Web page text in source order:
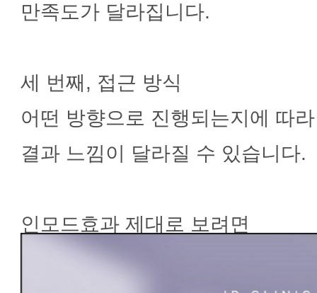
만족도가 달라집니다.
세 번째, 접근 방식
어떤 방향으로 진행되는지에 따라
결과 느낌이 달라질 수 있습니다.
인모드효과 제대로 보려면